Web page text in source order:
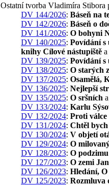
Ostatní tvorba Vladimíra
DV 144/2026: Báseň na
DV 142/2026: Báseň o
DV 141/2026: O bohyni
DV 140/2025: Povídání s
knihy Cílové nástupiště
DV 139/2025: Povídání s
DV 138/2025: O starých
DV 137/2025: Osamělá,
DV 136/2025: Nejlepší
DV 135/2025: O sršních
DV 133/2024: Karlu
DV 132/2024: Proti válce
DV 131/2024: Chtěl
DV 130/2024: V objetí
DV 129/2024: O
DV 128/2023: O podzimu
DV 127/2023: O zemi
DV 126/2023: Hledání,
DV 125/2023: Rozmluva